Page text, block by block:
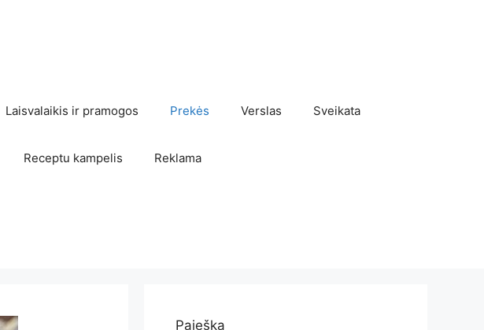
Laisvalaikis ir pramogos Prekės Verslas Sveikata
Receptu kampelis Reklama
Paieška